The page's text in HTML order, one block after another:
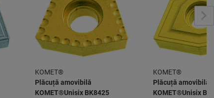
KOMET®
Plăcuță amovibilă
KOMET®Unisix BK8425
KOMET®
Plăcuță amovibilă
KOMET®Unisix